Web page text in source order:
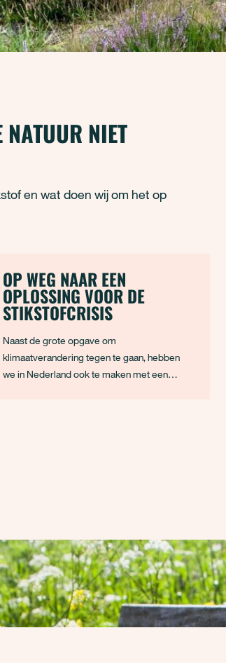
NATUUR NIET
en wat doen wij om het op
OP WEG NAAR EEN
OPLOSSING VOOR DE
STIKSTOFCRISIS
Naast de grote opgave om
klimaatverandering tegen te gaan, hebben
we in Nederland ook te maken met een